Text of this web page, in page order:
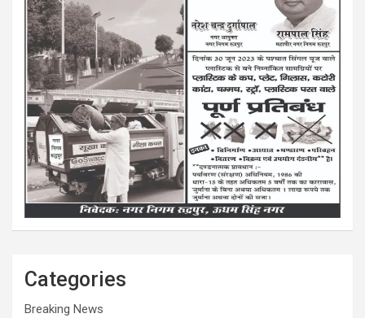
Categories
Breaking News